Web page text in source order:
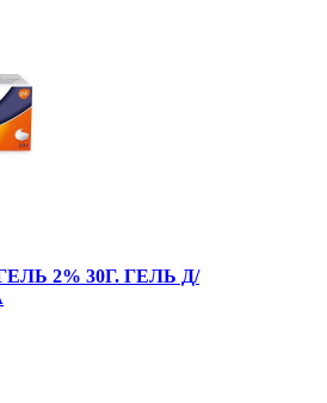
2% 30Г. ГЕЛЬ Д/